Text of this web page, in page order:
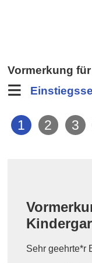
Vormerkung
Sehr geehrte*r